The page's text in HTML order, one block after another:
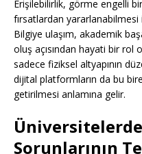
Erişilebilirlik, görme engelli
fırsatlardan
Bilgiye ulaşım, akademik
oluş açısından hayati bir rol
sadece fiziksel altyapının
dijital platformların da bu
getirilmesi anlamına gelir.
Sorunlarının